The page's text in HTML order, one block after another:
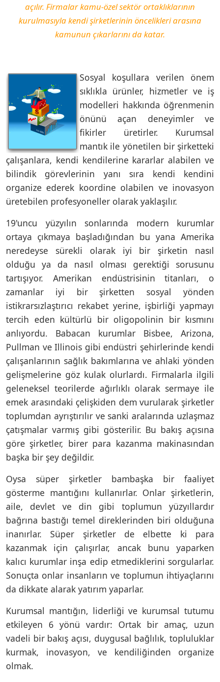
açılır. Firmalar kamu-özel sektör ortaklıklarının
kurulmasıyla kendi şirketlerinin öncelikleri arasına
kamunun çıkarlarını da katar.
Sosyal koşullara verilen önem
sıklıkla ürünler, hizmetler ve iş
modelleri hakkında öğrenmenin
önünü açan deneyimler ve
fikirler üretirler. Kurumsal
mantık ile yönetilen bir şirketteki
çalışanlara, kendi kendilerine kararlar alabilen ve
bilindik görevlerinin yanı sıra kendi kendini
organize ederek koordine olabilen ve inovasyon
üretebilen profesyoneller olarak yaklaşılır.
19'uncu yüzyılın sonlarında modern kurumlar
ortaya çıkmaya başladığından bu yana Amerika
neredeyse sürekli olarak iyi bir şirketin nasıl
olduğu ya da nasıl olması gerektiği sorusunu
tartışıyor. Amerikan endüstrisinin titanları, o
zamanlar iyi bir şirketten sosyal yönden
istikrarsızlaştırıcı rekabet yerine, işbirliği yapmayı
tercih eden kültürlü bir oligopolinin bir kısmını
anlıyordu. Babacan kurumlar Bisbee, Arizona,
Pullman ve Illinois gibi endüstri şehirlerinde kendi
çalışanlarının sağlık bakımlarına ve ahlaki yönden
gelişmelerine göz kulak olurlardı. Firmalarla ilgili
geleneksel teorilerde ağırlıklı olarak sermaye ile
emek arasındaki çelişkiden dem vurularak şirketler
toplumdan ayrıştırılır ve sanki aralarında uzlaşmaz
çatışmalar varmış gibi gösterilir. Bu bakış açısına
göre şirketler, birer para kazanma makinasından
başka bir şey değildir.
Oysa süper şirketler bambaşka bir faaliyet
gösterme mantığını kullanırlar. Onlar şirketlerin,
aile, devlet ve din gibi toplumun yüzyıllardır
bağrına bastığı temel direklerinden biri olduğuna
inanırlar. Süper şirketler de elbette ki para
kazanmak için çalışırlar, ancak bunu yaparken
kalıcı kurumlar inşa edip etmediklerini sorgularlar.
Sonuçta onlar insanların ve toplumun ihtiyaçlarını
da dikkate alarak yatırım yaparlar.
Kurumsal mantığın, liderliği ve kurumsal tutumu
etkileyen 6 yönü vardır: Ortak bir amaç, uzun
vadeli bir bakış açısı, duygusal bağlılık, topluluklar
kurmak, inovasyon, ve kendiliğinden organize
olmak.